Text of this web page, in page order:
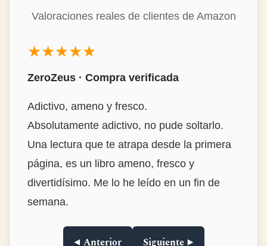
Valoraciones reales de clientes de Amazon
★★★★★
Mon Álvarez · Compra verificada
Estrambóticamente genial!
Buenísimo, destacaría la habilidad del autor
para encontrar historias tan interesantes y
narrarlas de forma tan amena y con ese
punto de ironía tan divertido. La
encuadernación en tapa dura, de las que ya
compré para regalar y me lo quedé para mí.